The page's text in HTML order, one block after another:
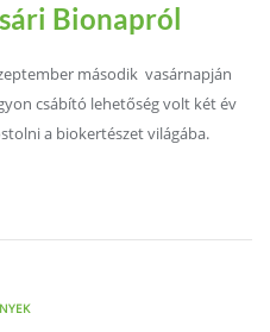
Bionapról
második vasárnapján
csábító lehetőség volt két év
a biokertészet világába.